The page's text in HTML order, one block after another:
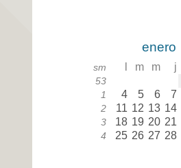
enero
sm m m j
53
1 4 5 6 7
2 11 12 13 14
3 18 19 20 21
4 25 26 27 28